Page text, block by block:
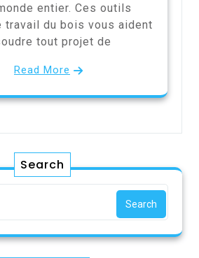
entier. Ces outils
travail du bois vous aident
tout projet de
Read More
Search
Search